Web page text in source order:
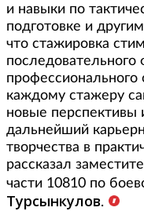
и навыки по
подготовке и
что стажировка
каждому стажеру
новые перспективы
дальнейший
творчества в
рассказал
части 10810 по
Турсынкулов.